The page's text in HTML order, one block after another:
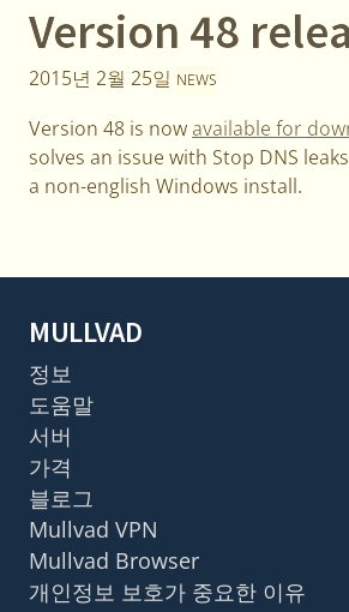
Version 48
2015년 2월 25일 NEWS
Version 48 is nowavailable for
solves an issue with Stop DNS
a non-english Windows install.
MULLVAD
정보
도움말
서버
가격
블로그
Mullvad VPN
Mullvad Browser
개인정보 보호가 중요한 이유